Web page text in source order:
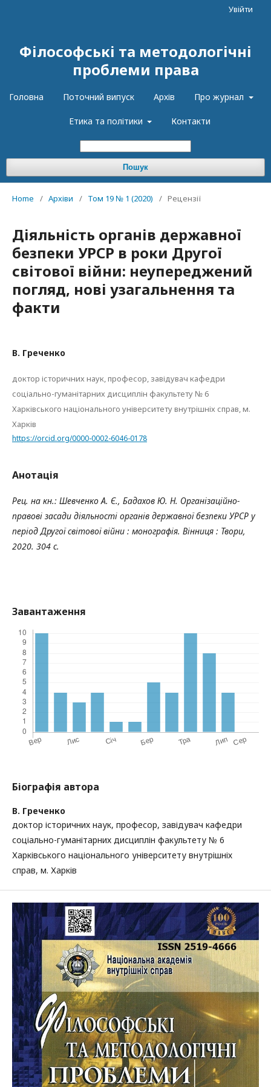
Філософські та методологічні
проблеми права
Головна Поточний випуск Архів Про журнал
Етика та політики Контакти
Пошук
Увійти
Home / Архіви / Том 19 № 1 (2020) / Рецензії
Діяльність органів державної
безпеки УРСР в роки Другої
світової війни: неупереджений
погляд, нові узагальнення та
факти
В. Греченко
доктор історичних наук, професор, завідувач кафедри
соціально-гуманітарних дисциплін факультету № 6
Харківського національного університету внутрішніх справ, м.
Харків
https://orcid.org/0000-0002-6046-0178
Анотація
Рец. на кн.: Шевченко А. Є., Бадахов Ю. Н. Організаційно-
правові засади діяльності органів державної безпеки УРСР у
період Другої світової війни : монографія. Вінниця : Твори,
2020. 304 с.
Завантаження
Біографія автора
В. Греченко
доктор історичних наук, професор, завідувач кафедри
соціально-гуманітарних дисциплін факультету № 6
Харківського національного університету внутрішніх
справ, м. Харків